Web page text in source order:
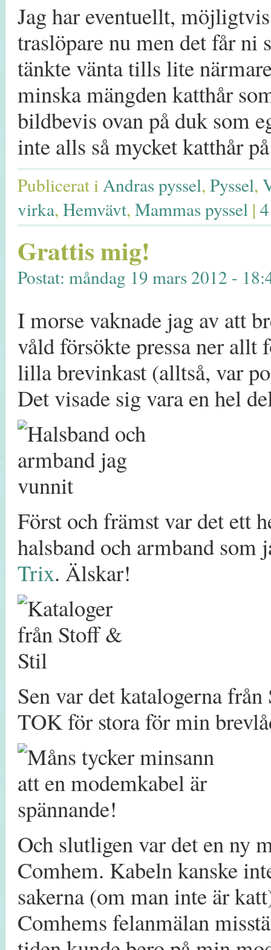
Jag har eventuellt,
traslöpare nu men det får ni
tänkte vänta tills lite
minska mängden katthår
bildbevis ovan på duk som
inte alls så mycket katthår
Publicerat iAndras pyssel, Pyssel,
virka, Hemvävt, Mammas pyssel |
Grattis mig!
Postat: måndag 19 mars 2012 -
I morse vaknade jag av att
våld försökte pressa ner allt
lilla brevinkast (alltså, var
Det visade sig vara en hel
Först och främst var det ett
halsband och armband
Trix. Älskar!
Sen var det katalogerna
TOK för stora för min
Och slutligen var det en ny
Comhem. Kabeln kanske
sakerna (om man inte är
Comhems felanmälan